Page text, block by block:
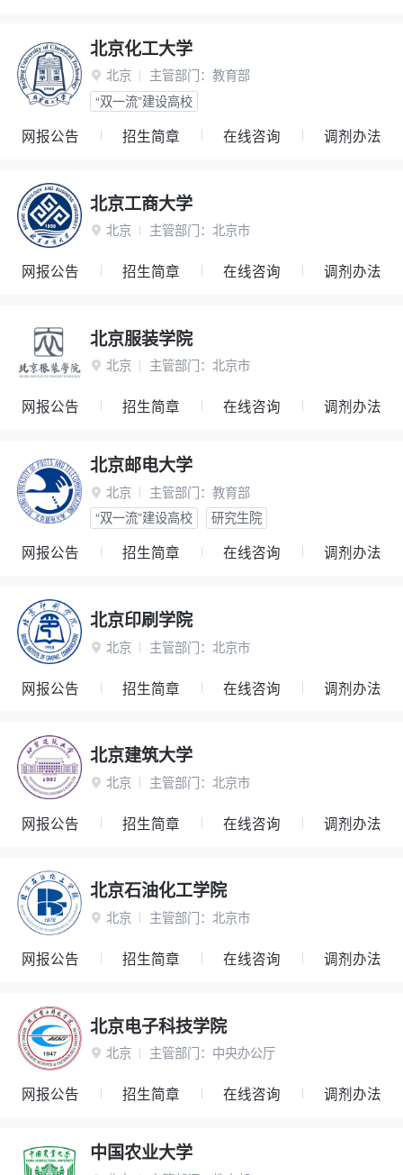
北京化工大学
 北京 主管部门： 教育部
“双一流”建设高校
网报公告 招生简章 在线咨询 调剂办法
北京工商大学
 北京 主管部门： 北京市
网报公告 招生简章 在线咨询 调剂办法
北京服装学院
 北京 主管部门： 北京市
网报公告 招生简章 在线咨询 调剂办法
北京邮电大学
 北京 主管部门： 教育部
“双一流”建设高校
研究生院
网报公告 招生简章 在线咨询 调剂办法
北京印刷学院
 北京 主管部门： 北京市
网报公告 招生简章 在线咨询 调剂办法
北京建筑大学
 北京 主管部门： 北京市
网报公告 招生简章 在线咨询 调剂办法
北京石油化工学院
 北京 主管部门： 北京市
网报公告 招生简章 在线咨询 调剂办法
北京电子科技学院
 北京 主管部门： 中央办公厅
网报公告 招生简章 在线咨询 调剂办法
中国农业大学